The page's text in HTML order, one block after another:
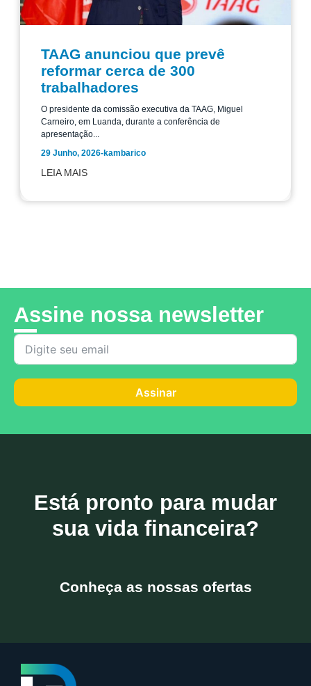
TAAG anunciou que prevê
reformar cerca de 300
trabalhadores
O presidente da comissão executiva da TAAG, Miguel
Carneiro, em Luanda, durante a conferência de
apresentação...
29 Junho, 2026-kambarico
LEIA MAIS
Assine nossa newsletter
Assinar
Está pronto para mudar
sua vida financeira?
Conheça as nossas ofertas